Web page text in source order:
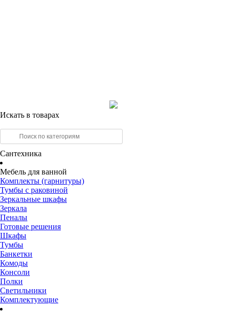
Искать в товарах
Сантехника
Мебель для ванной
Комплекты (гарнитуры)
Тумбы с раковиной
Зеркальные шкафы
Зеркала
Пеналы
Готовые решения
Шкафы
Тумбы
Банкетки
Комоды
Консоли
Полки
Светильники
Комплектующие